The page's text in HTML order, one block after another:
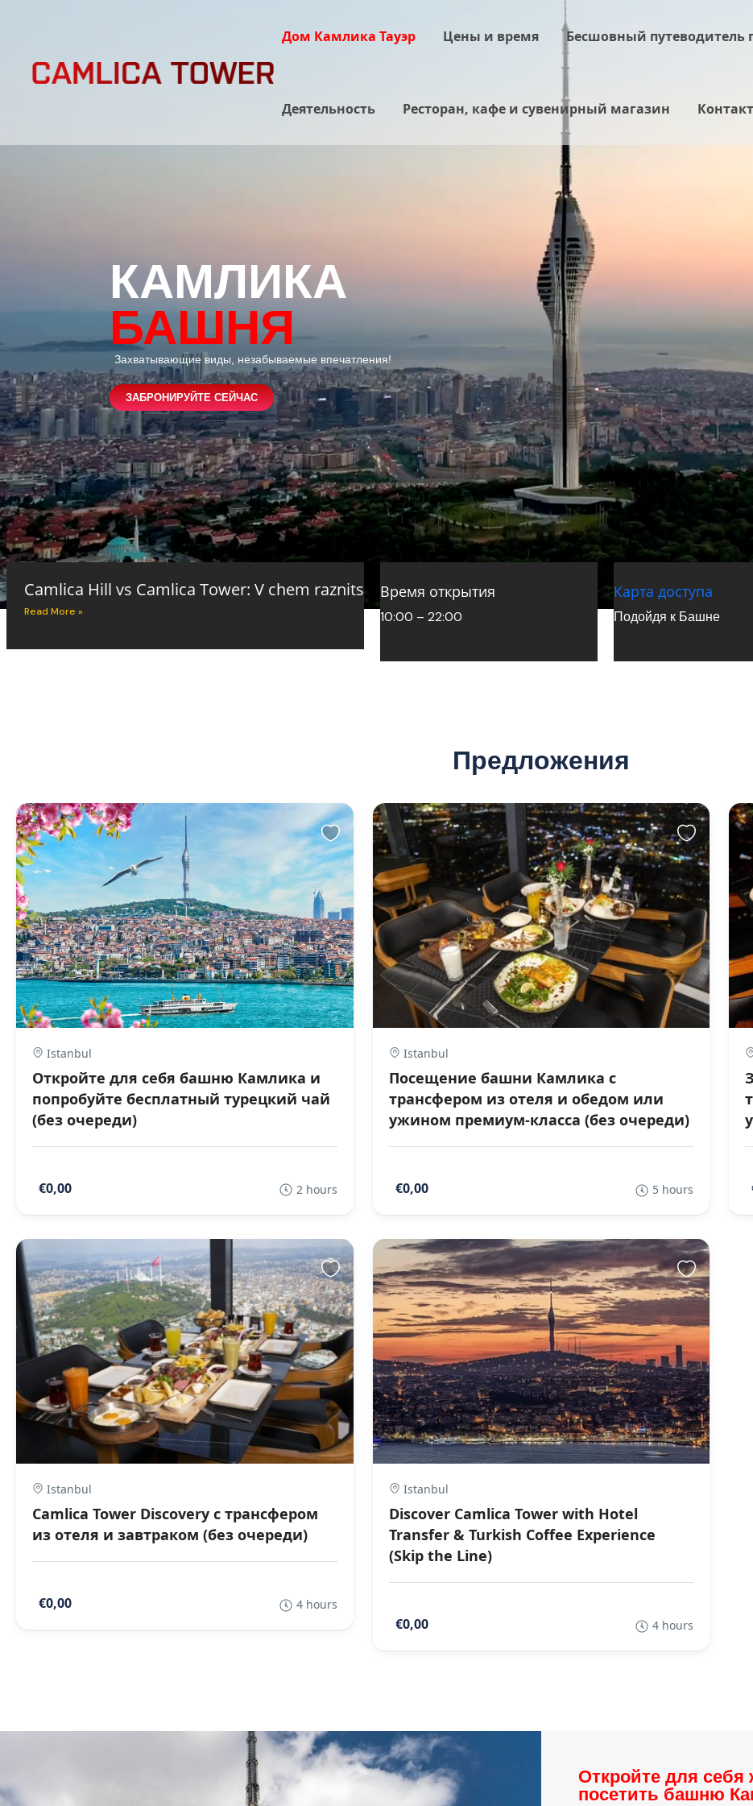
Дом Камлика Тауэр Цены и время Бесшовный путеводитель
Деятельность Ресторан, кафе и сувенирный магазин Контакт
КАМЛИКА
БАШНЯ
Захватывающие виды, незабываемые впечатления!
ЗАБРОНИРУЙТЕ СЕЙЧАС
Camlica Hill vs Camlica Tower: V chem raznitsa?
Read More »
Camlica Hill vs Camlica Tower: V chem raznitsa?
Read More »
Время открытия
10:00 – 22:00
Карта доступа
Подойдя к Башне
Предложения
Istanbul
Откройте для себя башню Камлика и
попробуйте бесплатный турецкий чай
(без очереди)
€0,00 2 hours
Istanbul
Посещение башни Камлика с
трансфером из отеля и обедом или
ужином премиум-класса (без очереди)
€0,00 5 hours
Istanbul
Camlica Tower Discovery с трансфером
из отеля и завтраком (без очереди)
€0,00 4 hours
Istanbul
Discover Camlica Tower with Hotel
Transfer & Turkish Coffee Experience
(Skip the Line)
€0,00 4 hours
Откройте для
посетить башню